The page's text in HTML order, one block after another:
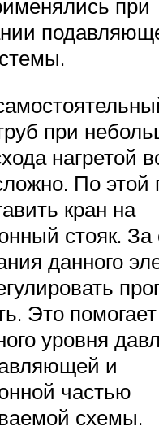
при
при
нагретой
По этой
кран на
стояк. За
данного
Это
уровня
и
частью
схемы.